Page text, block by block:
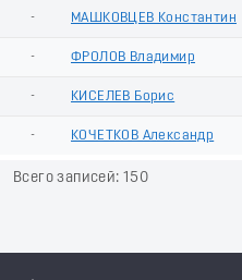
- МАШКОВЦЕВ Константин
- ФРОЛОВ Владимир
- КИСЕЛЕВ Борис
- КОЧЕТКОВ Александр
Всего записей: 150